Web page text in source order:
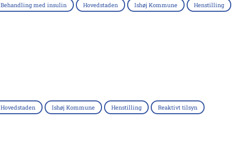
Behandling med insulin Hovedstaden Ishøj Kommune Henstilling
Hovedstaden Ishøj Kommune Henstilling Reaktivt tilsyn